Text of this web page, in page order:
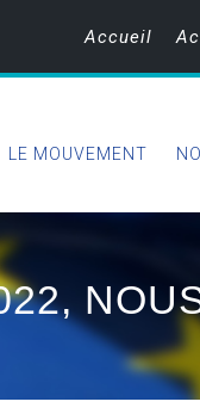
Accueil
LE MOUVEMENT